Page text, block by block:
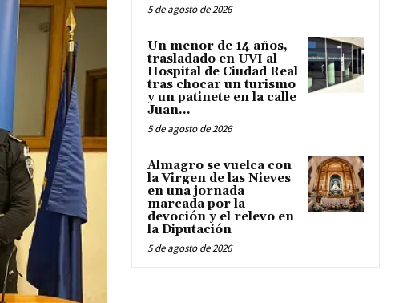
5 de agosto de 2026
Un menor de 14 años,
trasladado en UVI al
Hospital de Ciudad Real
tras chocar un turismo
y un patinete en la calle
Juan...
5 de agosto de 2026
Almagro se vuelca con
la Virgen de las Nieves
en una jornada
marcada por la
devoción y el relevo en
la Diputación
5 de agosto de 2026